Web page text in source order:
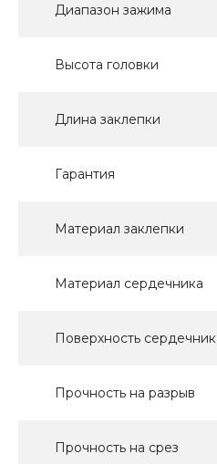
Диапазон зажима
Высота головки
Длина заклепки
Гарантия
Материал заклепки
Материал сердечника
Поверхность
Прочность на разрыв
Прочность на срез